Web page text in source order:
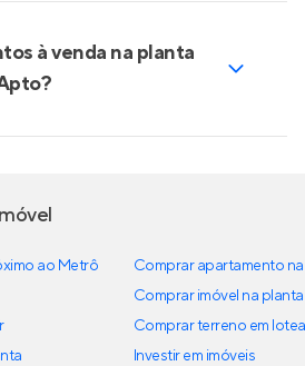
à venda na planta
ao Metrô
Comprar apartamento
Comprar imóvel na planta
Comprar terreno em
Investir em imóveis